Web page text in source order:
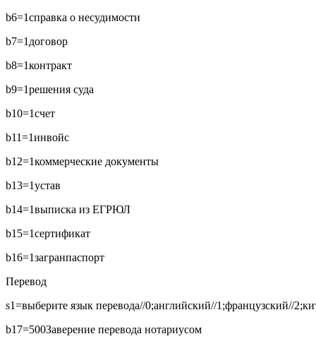
b6=1справка о несудимости
b7=1 договор
b8=1контракт
b9=1решения суда
b10=1счет
b11=1инвойс
b12=1коммерческие документы
b13=1устав
b14=1выписка из ЕГРЮЛ
b15=1сертификат
b16=1загранпаспорт
Перевод
s1=выберите язык перевода//0;английский//1;французский//
b17=500Заверение перевода нотариусом